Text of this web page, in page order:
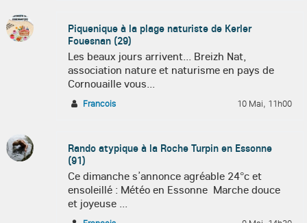
Piquenique à la plage naturiste de Kerler
Fouesnan (29)
Les beaux jours arrivent... Breizh Nat,
association nature et naturisme en pays de
Cornouaille vous...
Francois 10 Mai, 11h00
Rando atypique à la Roche Turpin en Essonne
(91)
Ce dimanche s’annonce agréable 24°c et
ensoleillé : Météo en Essonne Marche douce
et joyeuse ...